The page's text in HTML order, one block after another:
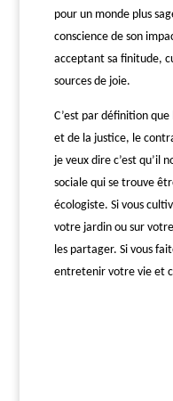
pour un monde plus
conscience de son
acceptant sa finitude,
sourcesde joie.
C’est par définition que
et de la justice, le
je veuxdire c’est qu’il
sociale qui se trouve
écologiste. Si vous
votre jardin ou sur
les partager. Si vous
entretenir votre vie et